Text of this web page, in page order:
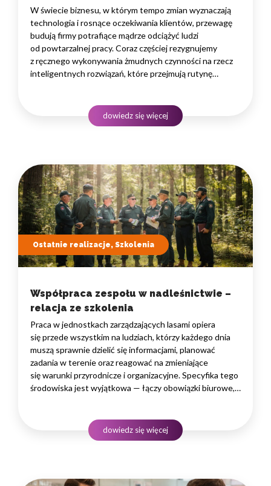
W świecie biznesu, w którym tempo zmian wyznaczają
technologia i rosnące oczekiwania klientów, przewagę
budują firmy potrafiące mądrze odciążyć ludzi
od powtarzalnej pracy. Coraz częściej rezygnujemy
z ręcznego wykonywania żmudnych czynności na rzecz
inteligentnych rozwiązań, które przejmują rutynę
rozwojowego to decyzja strategiczna — wpływa
na wydajność zespołów,…
dowiedz się więcej
Ostatnie realizacje, Szkolenia
Współpraca zespołu w nadleśnictwie –
relacja ze szkolenia
Praca w jednostkach zarządzających lasami opiera
się przede wszystkim na ludziach, którzy każdego dnia
muszą sprawnie dzielić się informacjami, planować
zadania w terenie oraz reagować na zmieniające
się warunki przyrodnicze i organizacyjne. Specyfika tego
środowiska jest wyjątkowa — łączy obowiązki biurowe,
podejmowania decyzji. W takim środowisku
to nie pojedyncze kompetencje, lecz dobrze…
dowiedz się więcej